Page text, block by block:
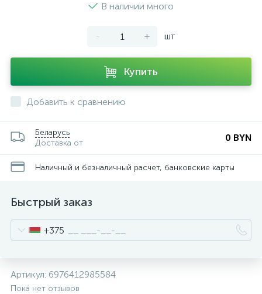
В наличии много
- + шт
Купить
Добавить к сравнению
Беларусь
Доставка от
0 BYN
Наличный и безналичный расчет, банковские карты
Быстрый заказ
+375
Артикул: 6976412985584
Пока нет отзывов